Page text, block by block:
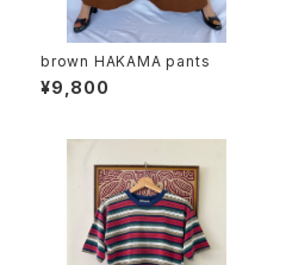
brown HAKAMA pants
¥9,800